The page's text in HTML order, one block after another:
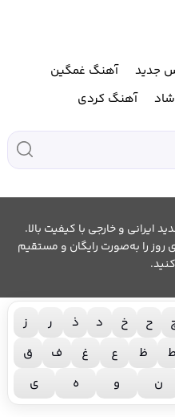
جدید
آهنگ غمگین
آهنگ کردی
و خارجی با کیفیت بالا.
روز را به‌صورت رایگان و مستقیم
ح خ د ذ ر
ز
ط ظ ع غ ف
ق
ن و ه ی